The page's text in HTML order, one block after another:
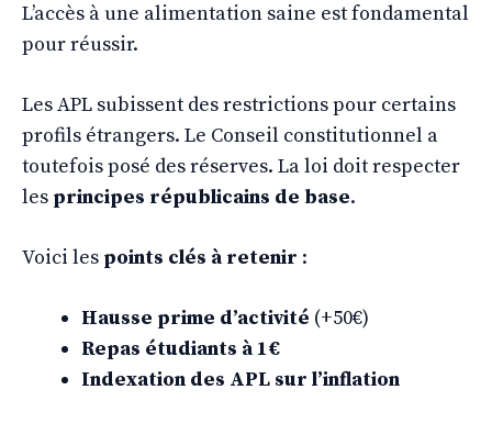
L’accès à une alimentation saine est fondamental
pour réussir.
Les APL subissent des restrictions pour certains
profils étrangers. Le Conseil constitutionnel a
toutefois posé des réserves. La loi doit respecter
les principes républicains de base.
Voici les points clés à retenir :
Hausse prime d’activité (+50€)
Repas étudiants à 1€
Indexation des APL sur l’inflation